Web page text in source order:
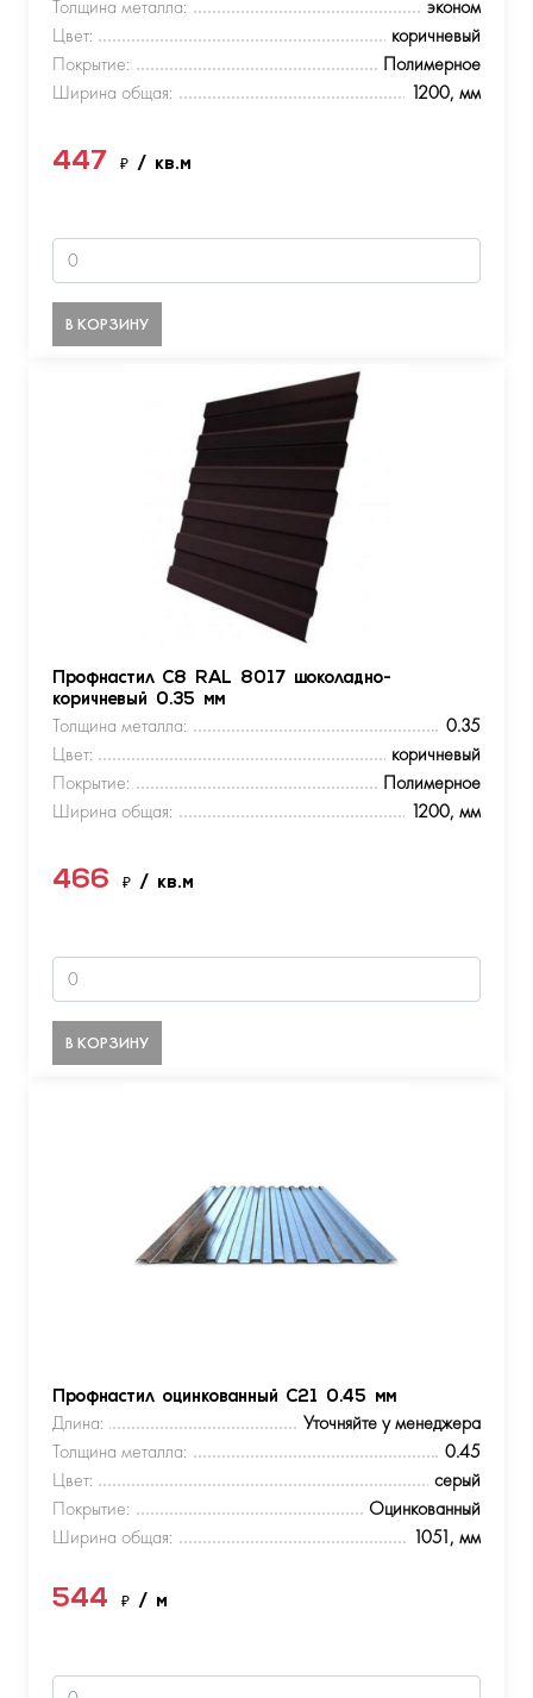
Толщина металла:
эконом
Цвет:
коричневый
Покрытие:
Полимерное
Ширина общая:
1200, мм
447 ₽ / кв.м
В КОРЗИНУ
Профнастил С8 RAL 8017 шоколадно-
коричневый 0.35 мм
Толщина металла:
0.35
Цвет:
коричневый
Покрытие:
Полимерное
Ширина общая:
1200, мм
466 ₽ / кв.м
В КОРЗИНУ
Профнастил оцинкованный С21 0.45 мм
Длина:
Уточняйте у менеджера
Толщина металла:
0.45
Цвет:
серый
Покрытие:
Оцинкованный
Ширина общая:
1051, мм
544 ₽ / м